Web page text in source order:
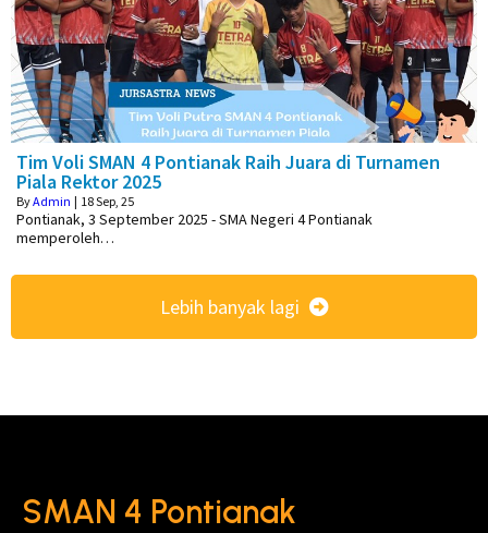
Tim Voli SMAN 4 Pontianak Raih Juara di Turnamen
Piala Rektor 2025
ByAdmin | 18Sep, 25
Pontianak, 3 September 2025 - SMA Negeri 4 Pontianak
memperoleh…
Lebih banyak lagi
SMAN 4 Pontianak